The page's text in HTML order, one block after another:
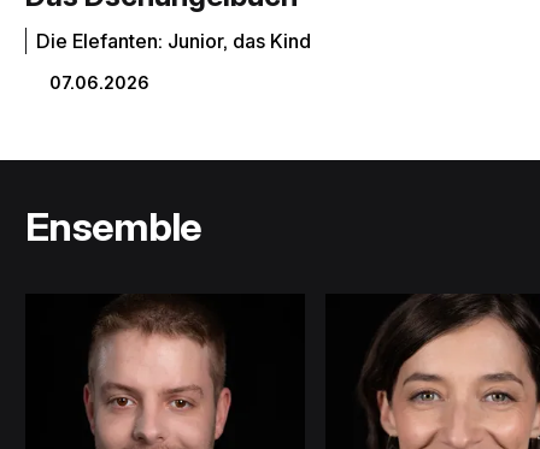
Die Elefanten: Junior, das Kind
07.06.2026
Ensemble